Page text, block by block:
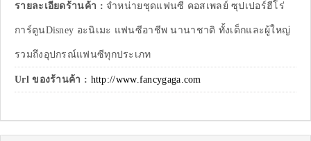
รายละเอียดร้านค้า : จำหน่ายชุดแฟนซี คอสเพลย์ ซุปเปอร์ฮีโร่
การ์ตูนDisney อะนิเมะ แฟนซีอาชีพ นานาชาติ ทั้งเด็กและผู้ใหญ่
รวมถึงอุปกรณ์แฟนซีทุกประเภท
Url ของร้านค้า : http://www.fancygaga.com